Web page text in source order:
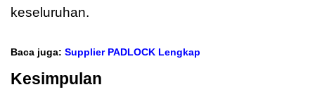
keseluruhan.
Baca juga: Supplier PADLOCK Lengkap
Kesimpulan